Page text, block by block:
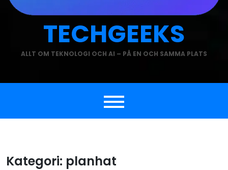
TECHGEEKS
ALLT OM TEKNOLOGI OCH AI – PÅ EN OCH SAMMA PLATS
Kategori: planhat